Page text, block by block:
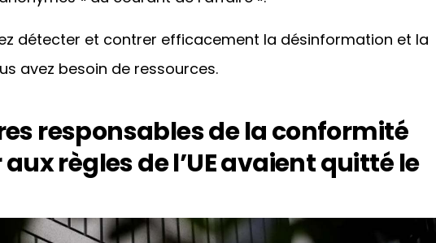
détecter et contrer efficacement la désinformation et la
avez besoin de ressources.
responsables de la conformité
règles de l’UE avaient quitté le